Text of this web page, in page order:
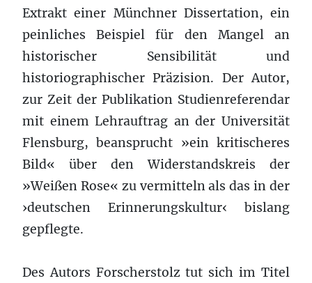
Extrakt einer Münchner Dissertation, ein
peinliches Beispiel für den Mangel an
historischer Sensibilität und
historiographischer Präzision. Der Autor,
zur Zeit der Publikation Studienreferendar
mit einem Lehrauftrag an der Universität
Flensburg, beansprucht »ein kritischeres
Bild« über den Widerstandskreis der
»Weißen Rose« zu vermitteln als das in der
›deutschen Erinnerungskultur‹ bislang
gepflegte.
Des Autors Forscherstolz tut sich im Titel